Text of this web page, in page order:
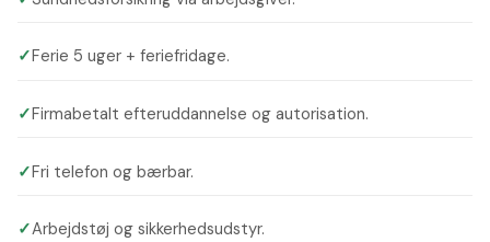
✓Ferie 5 uger + feriefridage.
✓Firmabetalt efteruddannelse og autorisation.
✓Fri telefon og bærbar.
✓Arbejdstøj og sikkerhedsudstyr.